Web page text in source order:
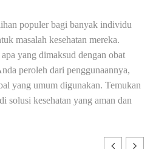
populer bagi banyak individu
masalah kesehatan mereka.
yang dimaksud dengan obat
peroleh dari penggunaannya,
yang umum digunakan. Temukan
solusi kesehatan yang aman dan